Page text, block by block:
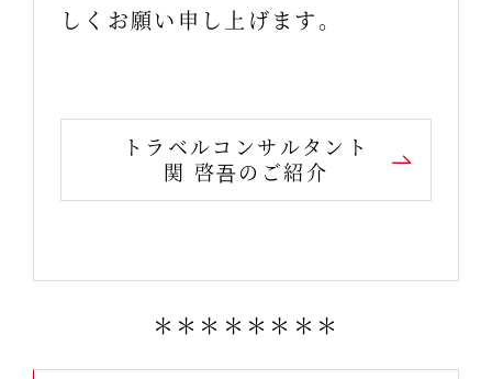
しくお願い申し上げます。
トラベルコンサルタント
関 啓吾のご紹介
＊＊＊＊＊＊＊＊